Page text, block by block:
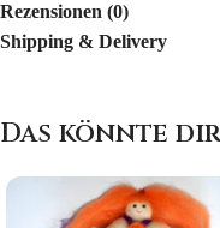
Rezensionen (0)
Shipping & Delivery
Das könnte